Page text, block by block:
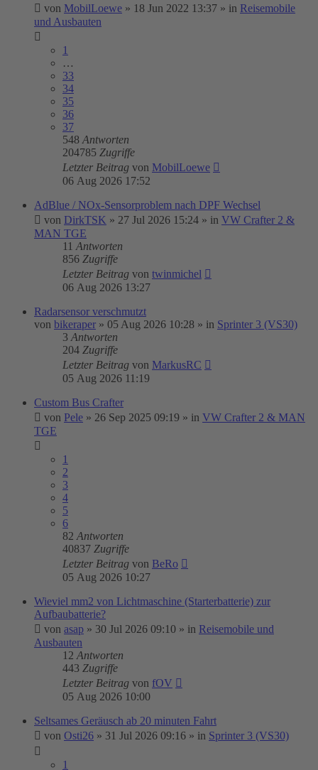
von MobilLoewe » 18 Jun 2022 13:37 » in Reisemobile
und Ausbauten
1
…
33
34
35
36
37
548 Antworten
204785 Zugriffe
Letzter Beitrag von MobilLoewe
06 Aug 2026 17:52
AdBlue / NOx-Sensorproblem nach DPF Wechsel
von DirkTSK » 27 Jul 2026 15:24 » in VW Crafter 2 &
MAN TGE
11 Antworten
856 Zugriffe
Letzter Beitrag von twinmichel
06 Aug 2026 13:27
Radarsensor verschmutzt
von bikeraper » 05 Aug 2026 10:28 » in Sprinter 3 (VS30)
3 Antworten
204 Zugriffe
Letzter Beitrag von MarkusRC
05 Aug 2026 11:19
Custom Bus Crafter
von Pele » 26 Sep 2025 09:19 » in VW Crafter 2 & MAN
TGE
1
2
3
4
5
6
82 Antworten
40837 Zugriffe
Letzter Beitrag von BeRo
05 Aug 2026 10:27
Wieviel mm2 von Lichtmaschine (Starterbatterie) zur
Aufbaubatterie?
von asap » 30 Jul 2026 09:10 » in Reisemobile und
Ausbauten
12 Antworten
443 Zugriffe
Letzter Beitrag von fOV
05 Aug 2026 10:00
Seltsames Geräusch ab 20 minuten Fahrt
von Osti26 » 31 Jul 2026 09:16 » in Sprinter 3 (VS30)
1